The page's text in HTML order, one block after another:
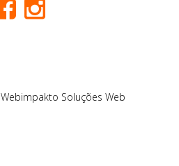
Webimpakto Soluções Web